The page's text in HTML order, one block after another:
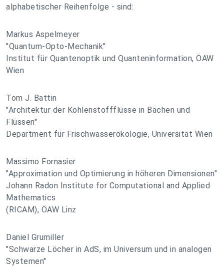
alphabetischer Reihenfolge - sind:
Markus Aspelmeyer
"Quantum-Opto-Mechanik"
Institut für Quantenoptik und Quanteninformation, ÖAW
Wien
Tom J. Battin
"Architektur der Kohlenstoffflüsse in Bächen und
Flüssen"
Department für Frischwasserökologie, Universität Wien
Massimo Fornasier
"Approximation und Optimierung in höheren Dimensionen"
Johann Radon Institute for Computational and Applied
Mathematics
(RICAM), ÖAW Linz
Daniel Grumiller
"Schwarze Löcher in AdS, im Universum und in analogen
Systemen"